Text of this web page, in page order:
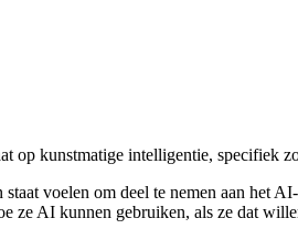
op kunstmatige intelligentie, specifiek
voelen om deel te nemen aan het
ze AI kunnen gebruiken, als ze dat